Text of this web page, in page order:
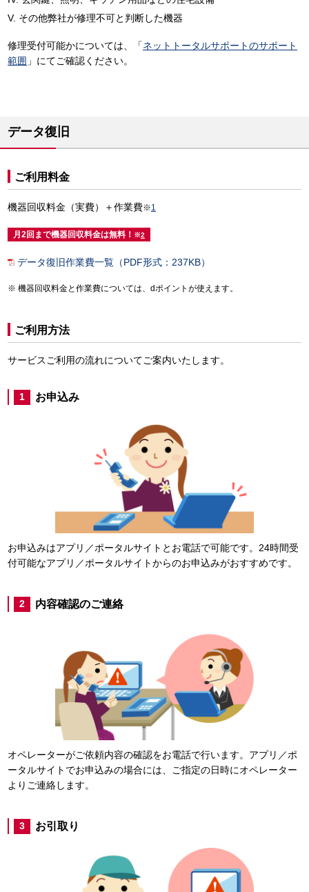
その他弊社が修理不可と判断した機器
修理受付可能かについては、「ネットトータルサポートのサポート
範囲 」にてご確認ください。
データ復旧
ご利用料金
機器回収料金（実費）＋作業費※1
月2回まで機器回収料金は無料！ ※2
データ復旧作業費一覧（PDF形式：237KB）
機器回収料金と作業費については、dポイントが使えます。
ご利用方法
サービスご利用の流れについてご案内いたします。
1 お申込み
お申込みはアプリ／ポータルサイトとお電話で可能です。24時間受
付可能なアプリ／ポータルサイトからのお申込みがおすすめです。
2 内容確認のご連絡
オペレーターがご依頼内容の確認をお電話で行います。アプリ／ポ
ータルサイトでお申込みの場合には、ご指定の日時にオペレーター
よりご連絡します。
3 お引取り